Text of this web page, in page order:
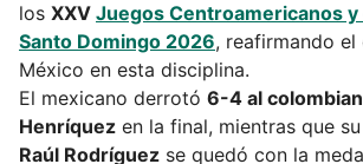
los XXV Juegos Centroamericanos y
Santo Domingo 2026, reafirmando
México en esta disciplina.
El mexicano derrotó 6-4 al
Henríquez en la final, mientras que
Raúl Rodríguez se quedó con la